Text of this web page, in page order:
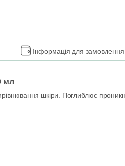
Інформація для замовлення
мл
шкіри. Поглиблює